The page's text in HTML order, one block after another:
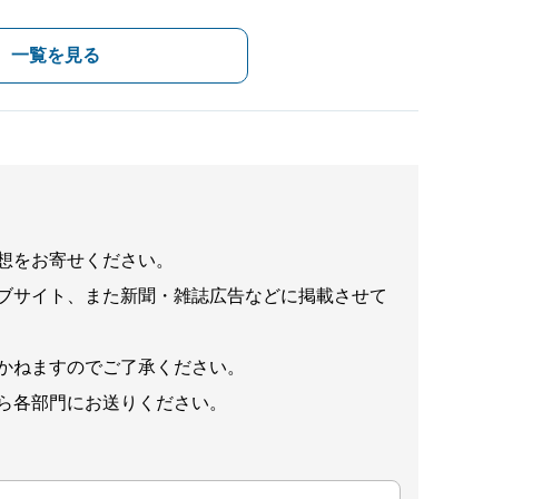
一覧を見る
をお寄せください。
サイト、また新聞・雑誌広告などに掲載させて
ますのでご了承ください。
各部門にお送りください。